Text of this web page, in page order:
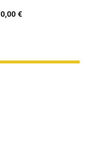
0,00 €